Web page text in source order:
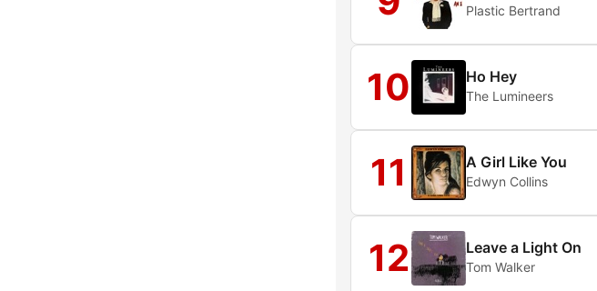
Plastic Bertrand
10 Ho Hey
The Lumineers
11 A Girl Like You
Edwyn Collins
12 Leave a Light On
Tom Walker